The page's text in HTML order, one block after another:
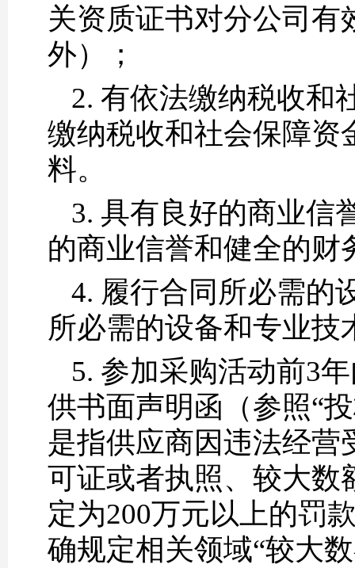
关资质证书对分公司
外）；
2. 有依法缴纳税收和
缴纳税收和社会保障资
料。
3. 具有良好的商业信
的商业信誉和健全的财
4. 履行合同所必需的
所必需的设备和专业
5. 参加采购活动前3
供书面声明函（参照“
是指供应商因违法经营
可证或者执照、较大数
定为200万元以上的罚
确规定相关领域“较大